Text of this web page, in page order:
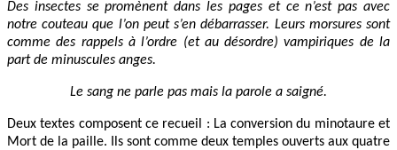
Des insectes se promènent dans les pages et ce n’est pas avec
notre couteau que l’on peut s’en débarrasser. Leurs morsures sont
comme des rappels à l’ordre (et au désordre) vampiriques de la
part de minuscules anges.
Le sang ne parle pas mais la parole a saigné.
Deux textes composent ce recueil : La conversion du minotaure et
Mort de la paille. Ils sont comme deux temples ouverts aux quatre